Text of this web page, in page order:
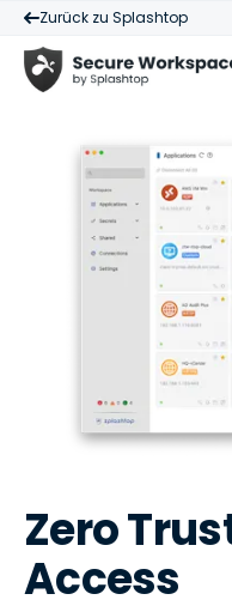
Zurück zu Splashtop
Zero
Access